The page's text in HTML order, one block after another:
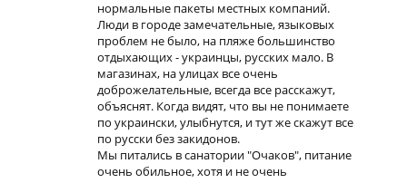
нормальные пакеты местных компаний.
Люди в городе замечательные, языковых
проблем не было, на пляже большинство
отдыхающих - украинцы, русских мало. В
магазинах, на улицах все очень
доброжелательные, всегда все расскажут,
объяснят. Когда видят, что вы не понимаете
по украински, улыбнутся, и тут же скажут все
по русски без закидонов.
Мы питались в санатории "Очаков", питание
очень обильное, хотя и не очень